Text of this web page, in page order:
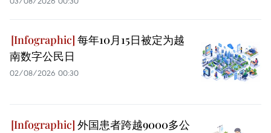
每年10月15日被定为越
南数字公民日
02/08/2026 00:30
外国患者跨越9000多公